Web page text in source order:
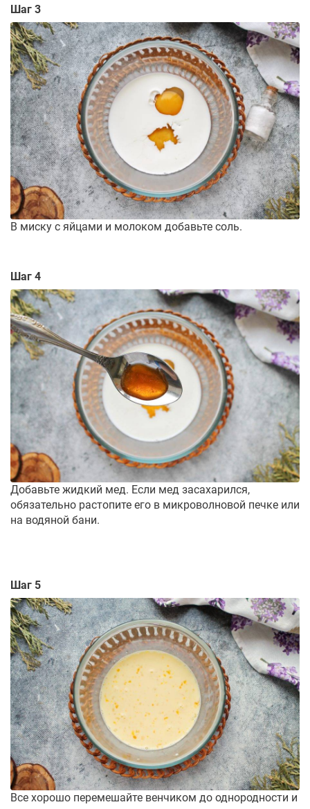
Шаг 3
В миску с яйцами и молоком добавьте соль.
Шаг 4
Добавьте жидкий мед. Если мед засахарился,
обязательно растопите его в микроволновой печке или
на водяной бани.
Шаг 5
Все хорошо перемешайте венчиком до однородности и